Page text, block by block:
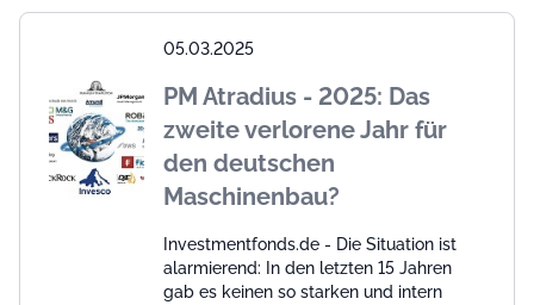
05.03.2025
PM Atradius - 2025: Das
zweite verlorene Jahr für
den deutschen
Maschinenbau?
Investmentfonds.de - Die Situation ist
alarmierend: In den letzten 15 Jahren
gab es keinen so starken und intern